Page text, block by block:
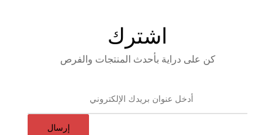
اشترك
كن على دراية بأحدث المنتجات والفرص
إرسال